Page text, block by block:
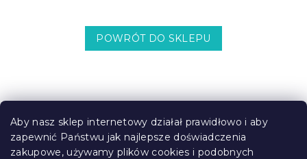
Aby nasz sklep internetowy działał prawidłowo i aby
zapewnić Państwu jak najlepsze doświadczenia
zakupowe, używamy plików cookies i podobnych
POWRÓT DO SKLEPU
S
Informacje dla Ciebie